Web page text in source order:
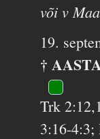
või v
19.
†
Trk
3:16-